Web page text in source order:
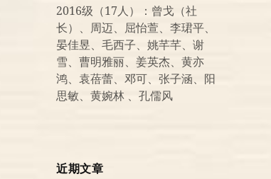
2016级（17人）：曾戈（社
长）、周迈、屈怡萱、李珺平、
晏佳昱、毛西子、姚芊芊、谢
雪、曹明雅丽、姜英杰、黄亦
鸿、袁蓓蕾、邓可、张子涵、阳
思敏、黄婉林 、孔儒风
近期文章